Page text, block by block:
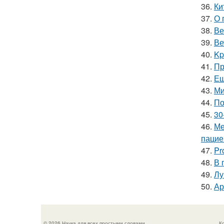
36.
37. О
38.
39.
40.
41.
42.
43.
44.
45.
46.
47.
48. В
49.
50.